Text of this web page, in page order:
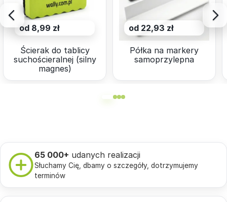
od 8,99 zł
Ścierak do tablicy
suchościeralnej (silny
magnes)
od 22,93 zł
Półka na markery
samoprzylepna
65 000+ udanych realizacji
Słuchamy Cię, dbamy o szczegóły, dotrzymujemy
terminów